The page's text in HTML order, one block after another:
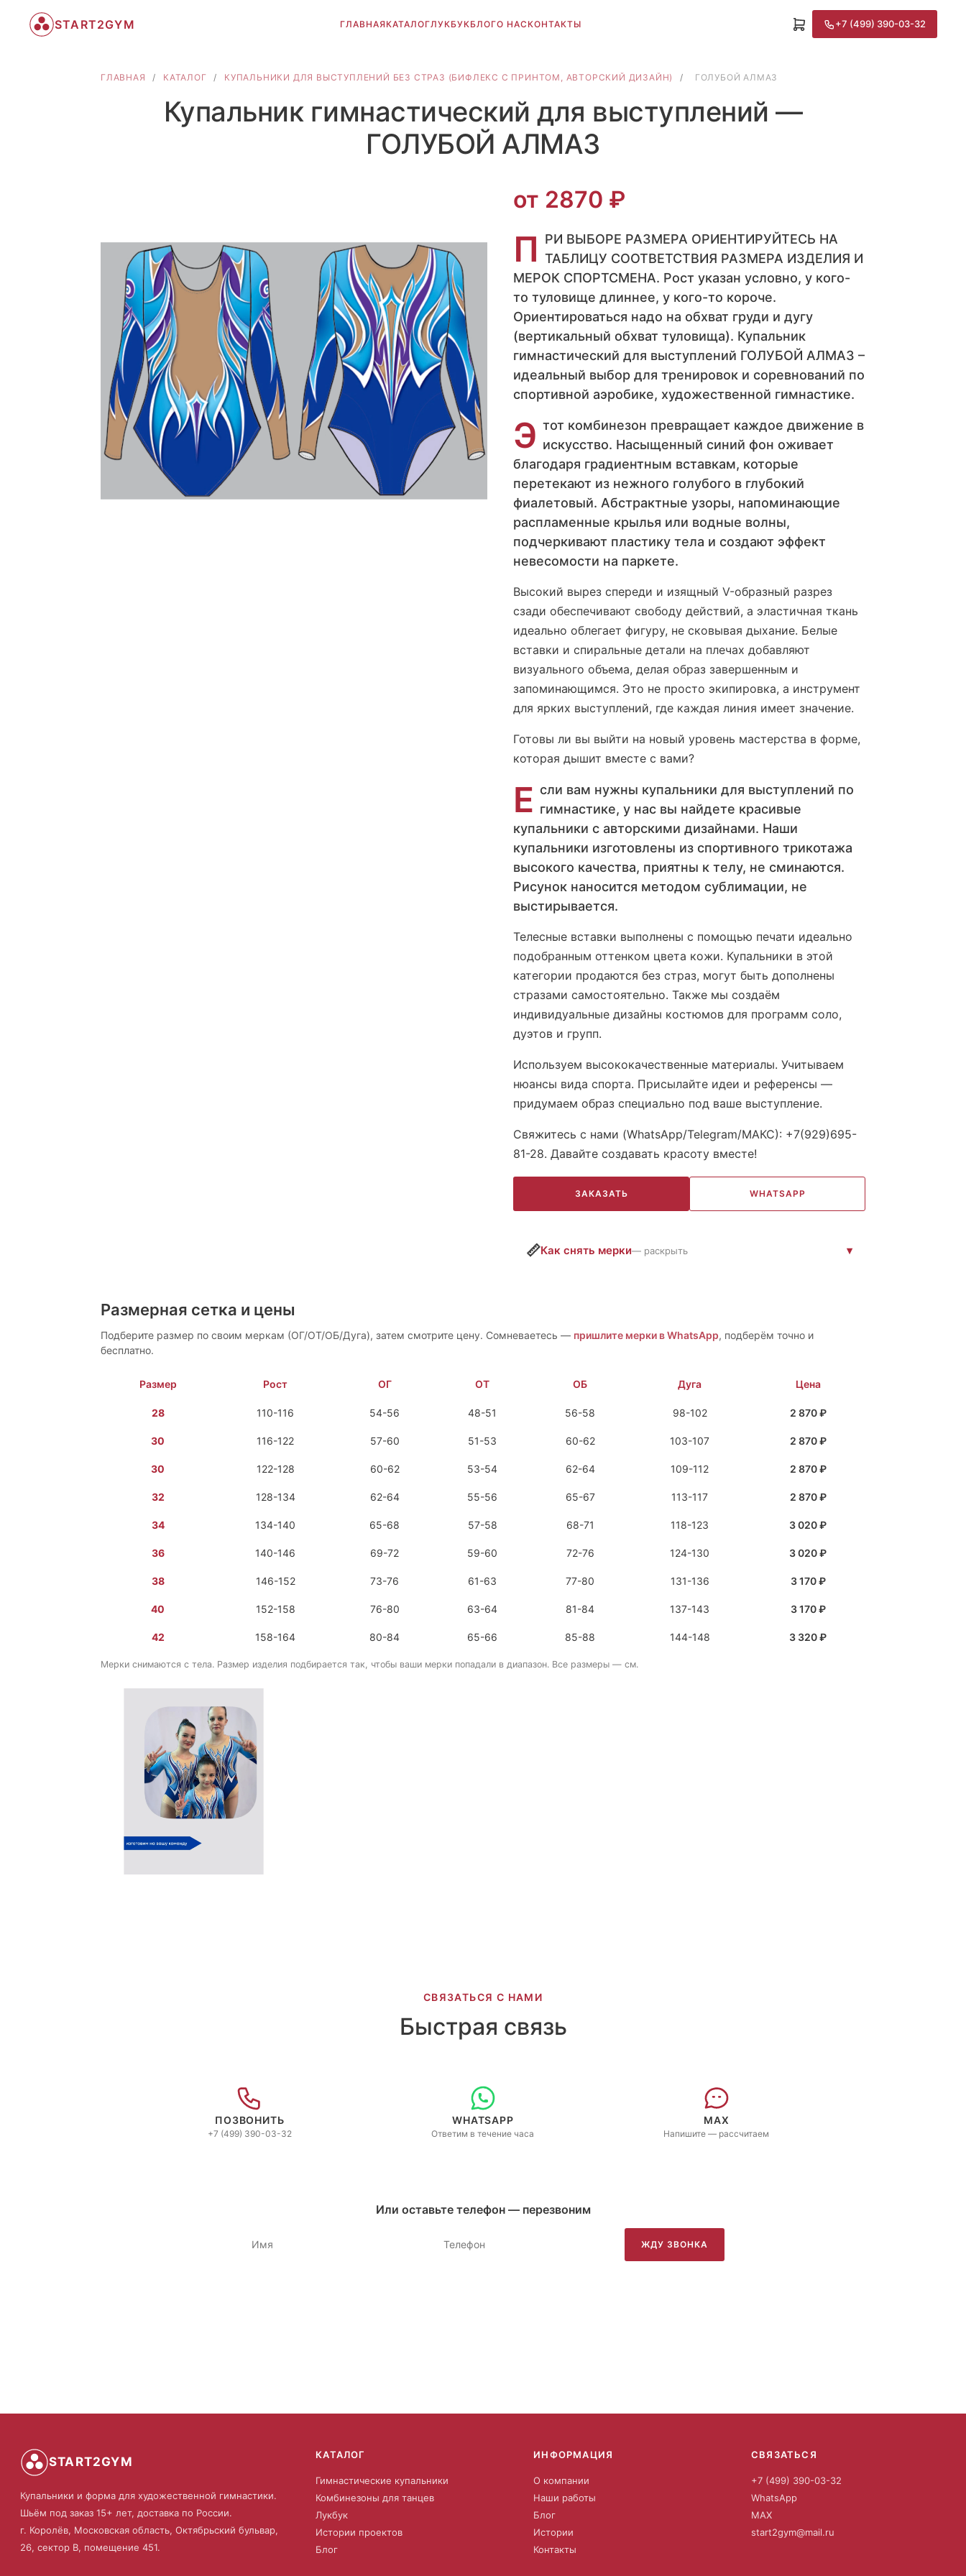
START2GYM ГЛАВНАЯКАТАЛОГЛУКБУКБЛОГО НАС КОНТАКТЫ +7 (499) 390-03-32
ГЛАВНАЯ / КАТАЛОГ / КУПАЛЬНИКИ ДЛЯ ВЫСТУПЛЕНИЙ БЕЗ СТРАЗ (БИФЛЕКС С ПРИНТОМ, АВТОРСКИЙ ДИЗАЙН) / ГОЛУБОЙ АЛМАЗ
Купальник гимнастический для выступлений —
ГОЛУБОЙ АЛМАЗ
от 2870 ₽
П
РИ ВЫБОРЕ РАЗМЕРА ОРИЕНТИРУЙТЕСЬ НА
ТАБЛИЦУ СООТВЕТСТВИЯ РАЗМЕРА ИЗДЕЛИЯ И
МЕРОК СПОРТСМЕНА. Рост указан условно, у кого-
то туловище длиннее, у кого-то короче.
Ориентироваться надо на обхват груди и дугу
(вертикальный обхват туловища). Купальник
гимнастический для выступлений ГОЛУБОЙ АЛМАЗ –
идеальный выбор для тренировок и соревнований по
спортивной аэробике, художественной гимнастике.
Э тот комбинезон превращает каждое движение в
искусство. Насыщенный синий фон оживает
благодаря градиентным вставкам, которые
перетекают из нежного голубого в глубокий
фиалетовый. Абстрактные узоры, напоминающие
распламенные крылья или водные волны,
подчеркивают пластику тела и создают эффект
невесомости на паркете.
Высокий вырез спереди и изящный V-образный разрез
сзади обеспечивают свободу действий, а эластичная ткань
идеально облегает фигуру, не сковывая дыхание. Белые
вставки и спиральные детали на плечах добавляют
визуального объема, делая образ завершенным и
запоминающимся. Это не просто экипировка, а инструмент
для ярких выступлений, где каждая линия имеет значение.
Готовы ли вы выйти на новый уровень мастерства в форме,
которая дышит вместе с вами?
Е сли вам нужны купальники для выступлений по
гимнастике, у нас вы найдете красивые
купальники с авторскими дизайнами. Наши
купальники изготовлены из спортивного трикотажа
высокого качества, приятны к телу, не сминаются.
Рисунок наносится методом сублимации, не
выстирывается.
Телесные вставки выполнены с помощью печати идеально
подобранным оттенком цвета кожи. Купальники в этой
категории продаются без страз, могут быть дополнены
стразами самостоятельно. Также мы создаём
индивидуальные дизайны костюмов для программ соло,
дуэтов и групп.
Используем высококачественные материалы. Учитываем
нюансы вида спорта. Присылайте идеи и референсы —
придумаем образ специально под ваше выступление.
Свяжитесь с нами (WhatsApp/Telegram/МАКС): +7(929)695-
81-28. Давайте создавать красоту вместе!
ЗАКАЗАТЬ WHATSAPP
📏Как снять мерки— раскрыть
Размерная сетка и цены
Подберите размер по своим меркам (ОГ/ОТ/ОБ/Дуга), затем смотрите цену. Сомневаетесь — пришлите мерки в WhatsApp, подберём точно и
бесплатно.
Размер Рост ОГ ОТ ОБ Дуга Цена
28 110-116 54-56 48-51 56-58 98-102 2 870 ₽
30 116-122 57-60 51-53 60-62 103-107 2 870 ₽
30 122-128 60-62 53-54 62-64 109-112 2 870 ₽
32 128-134 62-64 55-56 65-67 113-117 2 870 ₽
34 134-140 65-68 57-58 68-71 118-123 3 020 ₽
36 140-146 69-72 59-60 72-76 124-130 3 020 ₽
38 146-152 73-76 61-63 77-80 131-136 3 170 ₽
40 152-158 76-80 63-64 81-84 137-143 3 170 ₽
42 158-164 80-84 65-66 85-88 144-148 3 320 ₽
Мерки снимаются с тела. Размер изделия подбирается так, чтобы ваши мерки попадали в диапазон. Все размеры — см.
СВЯЗАТЬСЯ С НАМИ
Быстрая связь
ПОЗВОНИТЬ
+7 (499) 390-03-32
WHATSAPP
Ответим в течение часа
MAX
Напишите — рассчитаем
Или оставьте телефон — перезвоним
ЖДУ ЗВОНКА
START2GYM
Купальники и форма для художественной гимнастики.
Шьём под заказ 15+ лет, доставка по России.
г. Королёв, Московская область, Октябрьский бульвар,
26, сектор В, помещение 451.
КАТАЛОГ
Гимнастические купальники
Комбинезоны для танцев
Лукбук
Истории проектов
Блог
ИНФОРМАЦИЯ
О компании
Наши работы
Блог
Истории
Контакты
СВЯЗАТЬСЯ
+7 (499) 390-03-32
WhatsApp
MAX
start2gym@mail.ru